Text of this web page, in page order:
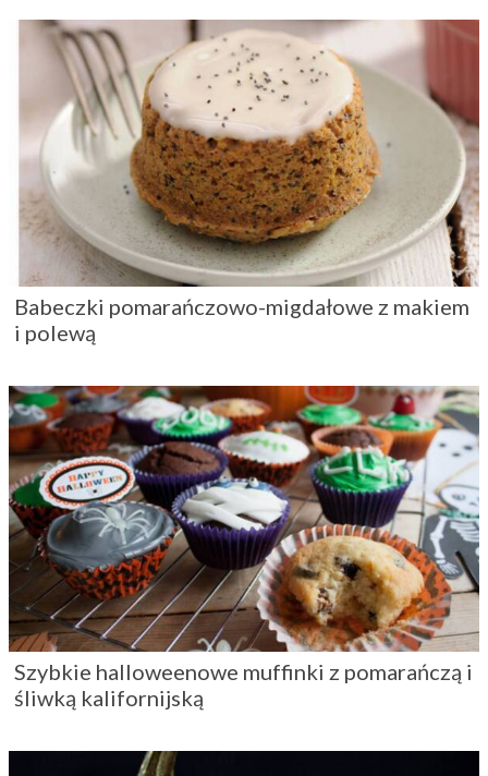
Babeczki pomarańczowo-migdałowe z makiem
i polewą
Szybkie halloweenowe muffinki z pomarańczą i
śliwką kalifornijską